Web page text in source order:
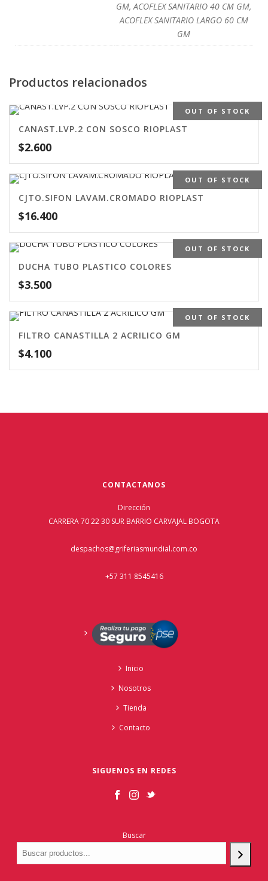
GM, ACOFLEX SANITARIO 40 CM GM,
ACOFLEX SANITARIO LARGO 60 CM
GM
Productos relacionados
OUT OF STOCK
CANAST.LVP.2 CON SOSCO RIOPLAST
$2.600
OUT OF STOCK
CJTO.SIFON LAVAM.CROMADO RIOPLAST
$16.400
OUT OF STOCK
DUCHA TUBO PLASTICO COLORES
$3.500
OUT OF STOCK
FILTRO CANASTILLA 2 ACRILICO GM
$4.100
CONTACTANOS
Dirección
CARRERA 70 22 30 SUR BARRIO CARVAJAL BOGOTA
despachos@griferiasmundial.com.co
+57 311 8545416
Inicio
Nosotros
Tienda
Contacto
SIGUENOS EN REDES
Buscar